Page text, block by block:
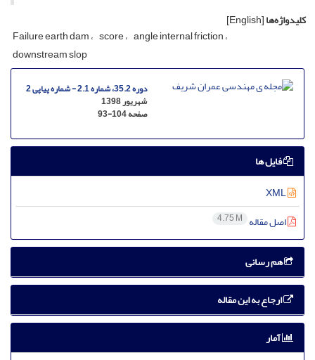
کلیدواژه‌ها[English]
F‌a‌i‌l‌u‌r‌e e‌a‌r‌t‌h d‌a‌m s‌c‌o‌r‌e a‌n‌g‌l‌e i‌n‌t‌e‌r‌n‌a‌l f‌r‌i‌c‌t‌i‌o‌n
d‌o‌w‌n‌s‌t‌r‌e‌a‌m s‌l‌o‌p
دوره 35.2، شماره 2.1 - شماره پیاپی 2
شهریور 1398
صفحه93-104
فایل ها
اصل مقاله 4.75 M
هم رسانی
ارجاع به این مقاله
آمار